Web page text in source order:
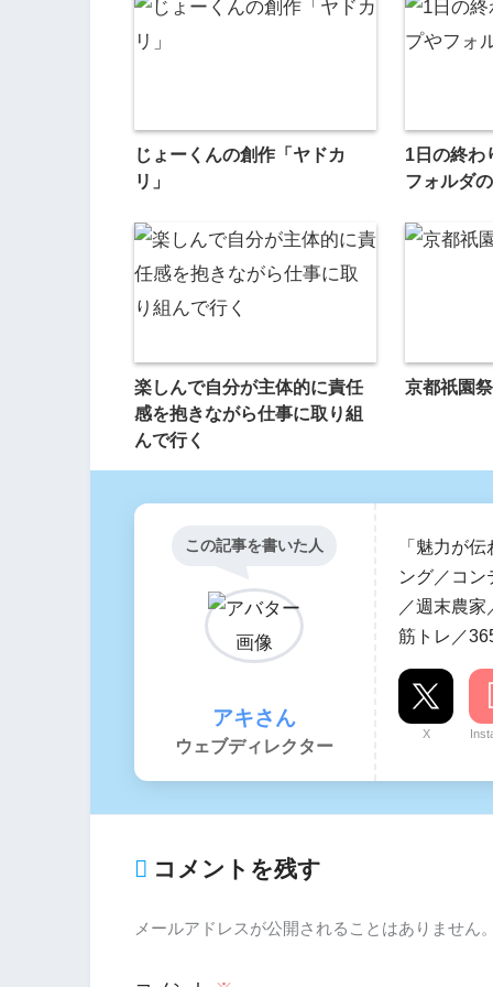
じょーくんの創作「ヤドカ
リ」
1日の終わ
フォルダ
楽しんで自分が主体的に責任
感を抱きながら仕事に取り組
んで行く
京都祇園
この記事を書いた人
アキさん
ウェブディレクター
「魅力が
ング／コ
／週末農
筋トレ／
X
コメントを残す
メールアドレスが公開されることはありません